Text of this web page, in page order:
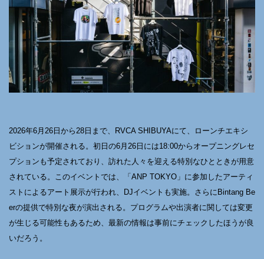
2026年6月26日から28日まで、RVCA SHIBUYAにて、ローンチエキシ
ビションが開催される。初日の6月26日には18:00からオープニングレセ
プションも予定されており、訪れた人々を迎える特別なひとときが用意
されている。このイベントでは、「ANP TOKYO」に参加したアーティ
ストによるアート展示が行われ、DJイベントも実施。さらにBintang Be
erの提供で特別な夜が演出される。プログラムや出演者に関しては変更
が生じる可能性もあるため、最新の情報は事前にチェックしたほうが良
いだろう。